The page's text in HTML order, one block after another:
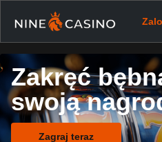
Zakręć
swoją
Zagraj teraz